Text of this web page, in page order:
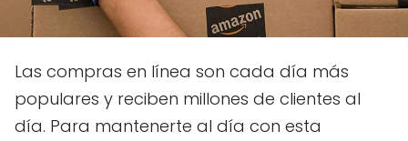
Las compras en línea son cada día más
populares y reciben millones de clientes al
día. Para mantenerte al día con esta